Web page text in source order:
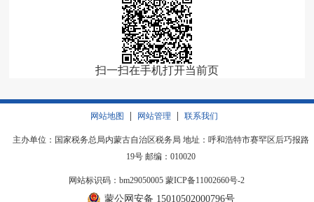
扫一扫在手机打开当前页
网站地图 网站管理 联系我们
主办单位：国家税务总局内蒙古自治区税务局 地址：呼和浩特市赛罕区后巧报路
19号 邮编：010020
网站标识码：bm29050005 蒙ICP备11002660号-2
蒙公网安备 15010502000796号